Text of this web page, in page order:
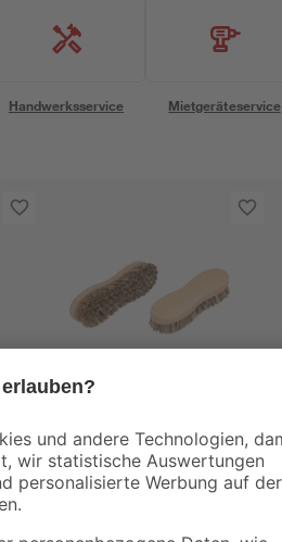
Handwerksservice Mietgeräteservice
BÜMAG eG
Scheuerbürste Holz
Union 8er-Form